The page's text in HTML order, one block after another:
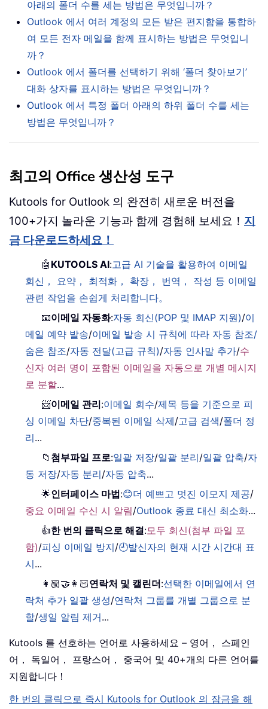
아래의 폴더 수를 세는 방법은 무엇입니까？
Outlook 에서 여러 계정의 모든 받은 편지함을 통합하
여 모든 전자 메일을 함께 표시하는 방법은 무엇입니
까？
Outlook 에서 폴더를 선택하기 위해 ‘폴더 찾아보기’
대화 상자를 표시하는 방법은 무엇입니까？
Outlook 에서 특정 폴더 아래의 하위 폴더 수를 세는
방법은 무엇입니까？
최고의 Office 생산성 도구
Kutools for Outlook 의 완전히 새로운 버전을
100+가지 놀라운 기능과 함께 경험해 보세요！ 지
금 다운로드하세요！
🤖 KUTOOLS AI:고급 AI 기술을 활용하여 이메일
회신， 요약， 최적화， 확장， 번역， 작성 등 이메일
관련 작업을 손쉽게 처리합니다。
📧이메일 자동화:자동 회신(POP 및 IMAP 지원)/이
메일 예약 발송/이메일 발송 시 규칙에 따라 자동 참조/
숨은 참조/자동 전달(고급 규칙)/자동 인사말 추가/수
신자 여러 명이 포함된 이메일을 자동으로 개별 메시지
로 분할...
📨이메일 관리:이메일 회수/제목 등을 기준으로 피
싱 이메일 차단/중복된 이메일 삭제/고급 검색/폴더 정
리...
📁 첨부파일 프로:일괄 저장/일괄 분리/일괄 압축/자
동 저장/자동 분리/자동 압축...
🌟인터페이스 마법:😊더 예쁘고 멋진 이모지 제공/
중요 이메일 수신 시 알림/Outlook 종료 대신 최소화...
👍한 번의 클릭으로 해결:모두 회신(첨부 파일 포
함)/피싱 이메일 방지/🕘발신자의 현재 시간 시간대 표
시...
👩🏼‍🤝‍👩🏻연락처 및 캘린더:선택한 이메일에서 연
락처 추가 일괄 생성/연락처 그룹를 개별 그룹으로 분
할/생일 알림 제거...
Kutools 를 선호하는 언어로 사용하세요 – 영어， 스페인
어， 독일어， 프랑스어， 중국어 및 40+개의 다른 언어를
지원합니다！
한 번의 클릭으로 즉시 Kutools for Outlook 의 잠금을 해